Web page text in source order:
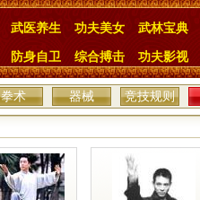
武医养生 功夫美女 武林宝典
防身自卫 综合搏击 功夫影视
拳术 器械 竞技规则